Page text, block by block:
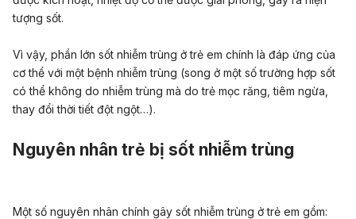
tượng sốt.
Vì vậy, phần lớn sốt nhiễm trùng ở trẻ em chính là đáp ứng của
cơ thể với một bệnh nhiễm trùng (song ở một số trường hợp sốt
có thể không do nhiễm trùng mà do trẻ mọc răng, tiêm ngừa,
thay đổi thời tiết đột ngột…).
Nguyên nhân trẻ bị sốt nhiễm trùng
Một số nguyên nhân chính gây sốt nhiễm trùng ở trẻ em gồm: